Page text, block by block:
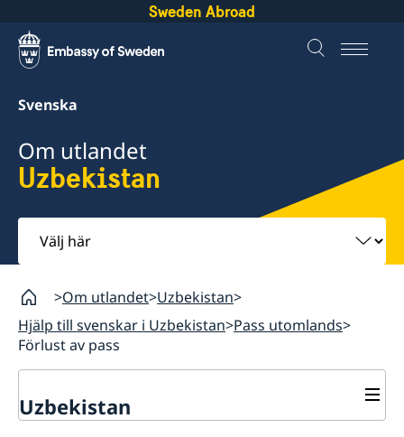
Sweden Abroad
Svenska
Om utlandet
Uzbekistan
Välj
här
Om utlandet Uzbekistan
Hjälp till svenskar i Uzbekistan Pass utomlands
Förlust av pass
Uzbekistan